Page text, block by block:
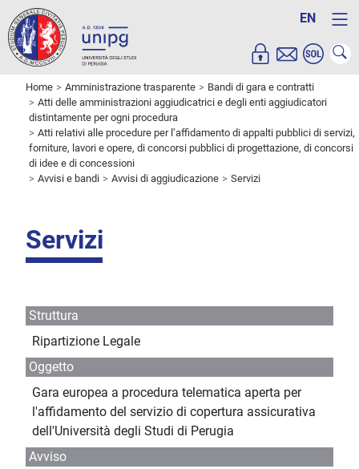
EN
Home Amministrazione trasparente
Bandi di gara e contratti
Atti delle amministrazioni aggiudicatrici e degli enti aggiudicatori
distintamente per ogni procedura
Atti relativi alle procedure per l’affidamento di appalti pubblici di servizi,
forniture, lavori e opere, di concorsi pubblici di progettazione, di concorsi
di idee e di concessioni
Avvisi e bandi
Avvisi di aggiudicazione Servizi
Servizi
Struttura
Ripartizione Legale
Oggetto
Gara europea a procedura telematica aperta per
l'affidamento del servizio di copertura assicurativa
dell'Università degli Studi di Perugia
Avviso